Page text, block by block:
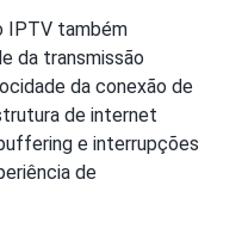
IPTV também
da transmissão
da conexão de
de internet
e interrupções
de